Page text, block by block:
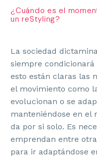
¿Cuándo es el
un reStyling?
La sociedad
siempre
esto están claras las
el movimiento como
evolucionan o se
manteniéndose en el
da por si solo. Es
emprendan entre
para ir adaptándose